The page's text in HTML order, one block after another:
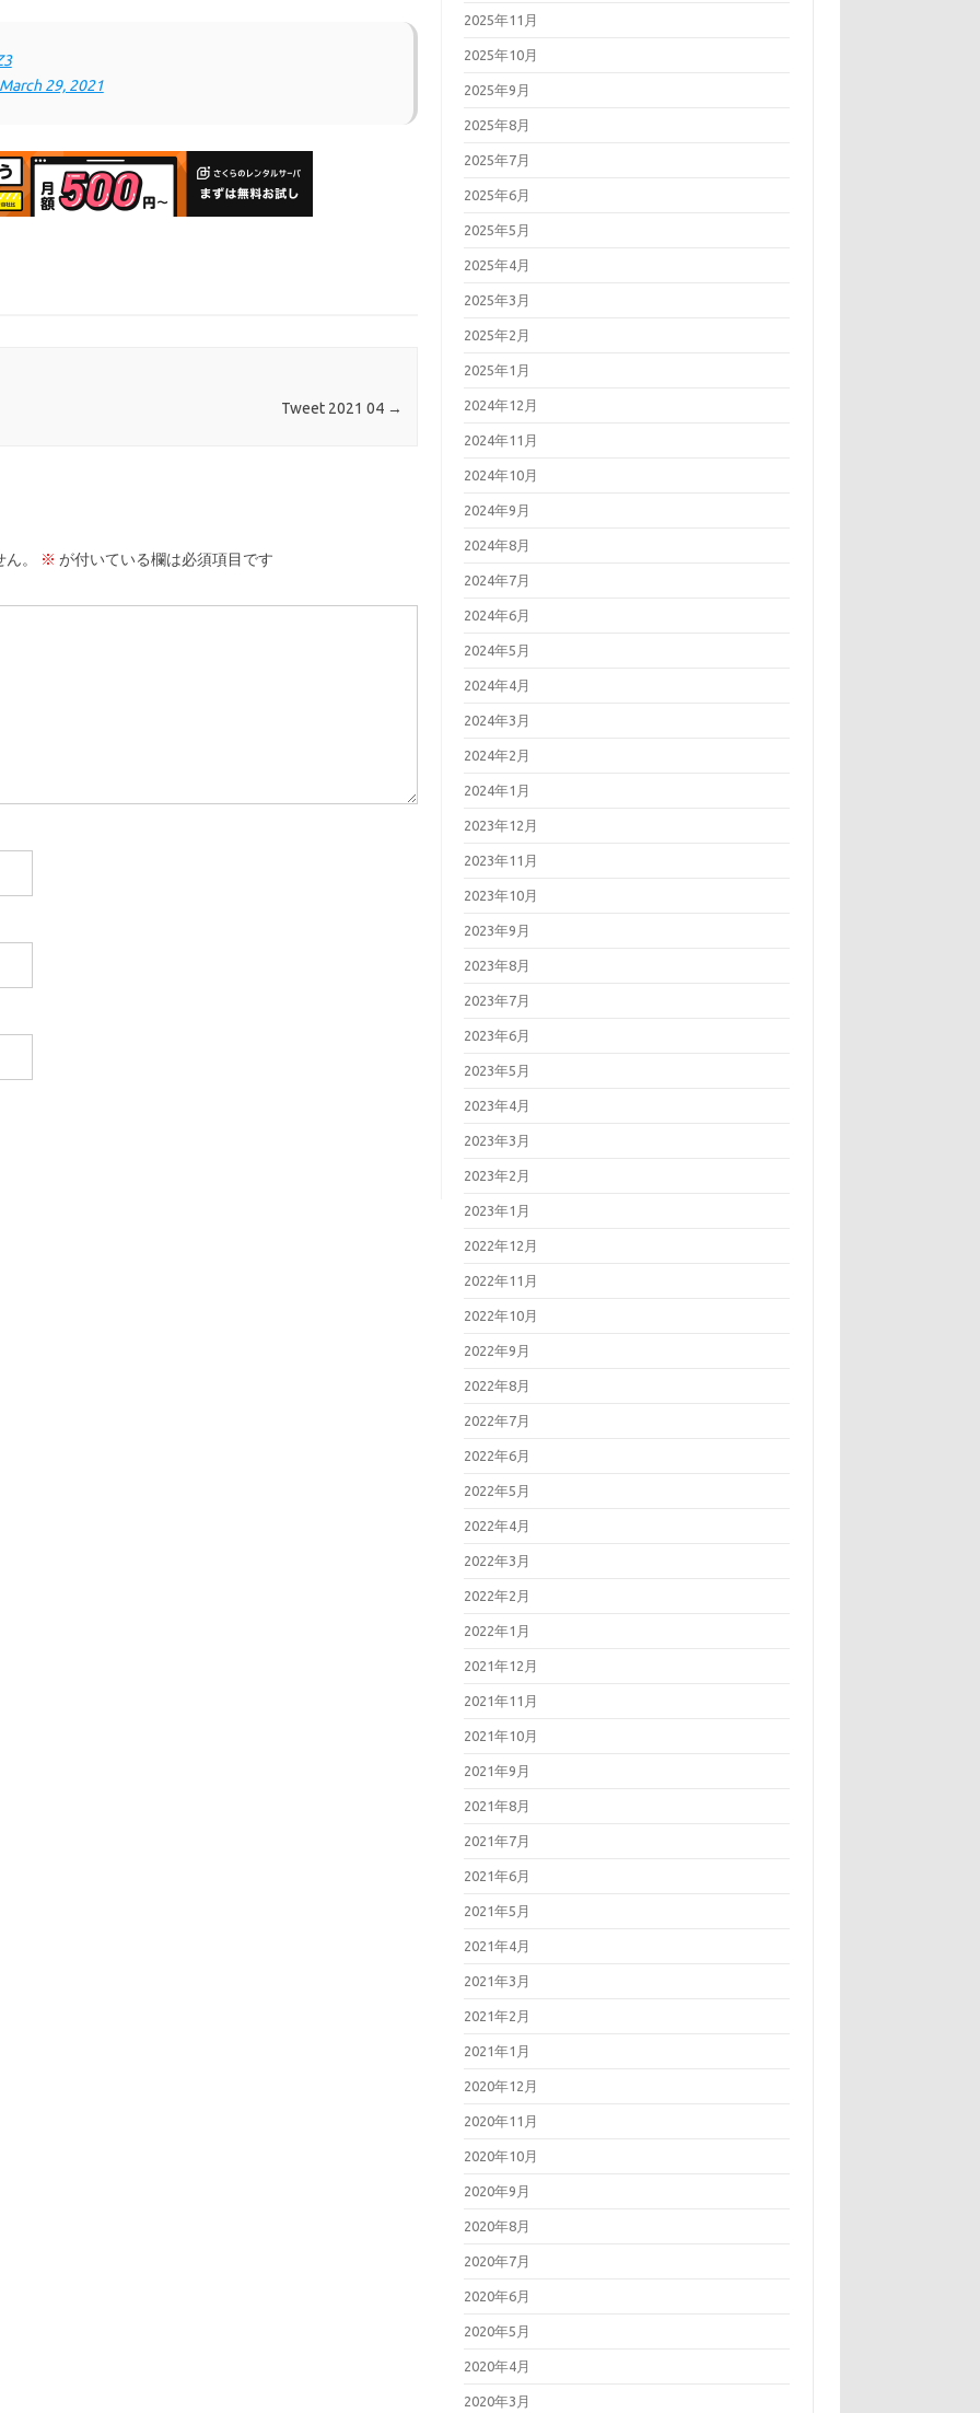
29, 2021
Tweet 2021 04 →
。 ※ が付いている欄は必須項目です
2025年11月
2025年10月
2025年9月
2025年8月
2025年7月
2025年6月
2025年5月
2025年4月
2025年3月
2025年2月
2025年1月
2024年12月
2024年11月
2024年10月
2024年9月
2024年8月
2024年7月
2024年6月
2024年5月
2024年4月
2024年3月
2024年2月
2024年1月
2023年12月
2023年11月
2023年10月
2023年9月
2023年8月
2023年7月
2023年6月
2023年5月
2023年4月
2023年3月
2023年2月
2023年1月
2022年12月
2022年11月
2022年10月
2022年9月
2022年8月
2022年7月
2022年6月
2022年5月
2022年4月
2022年3月
2022年2月
2022年1月
2021年12月
2021年11月
2021年10月
2021年9月
2021年8月
2021年7月
2021年6月
2021年5月
2021年4月
2021年3月
2021年2月
2021年1月
2020年12月
2020年11月
2020年10月
2020年9月
2020年8月
2020年7月
2020年6月
2020年5月
2020年4月
2020年3月